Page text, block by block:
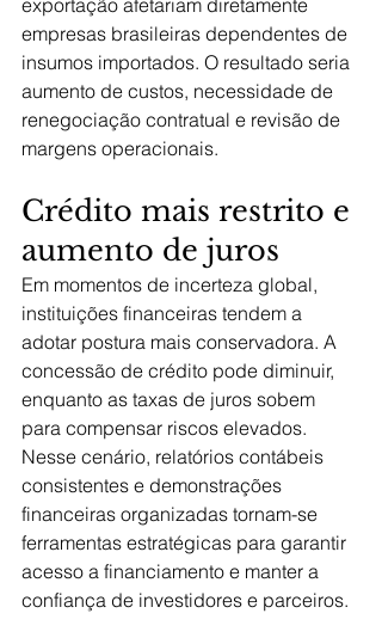
exportação afetariam diretamente
empresas brasileiras dependentes de
insumos importados. O resultado seria
aumento de custos, necessidade de
renegociação contratual e revisão de
margens operacionais.
Crédito mais restrito e
aumento de juros
Em momentos de incerteza global,
instituições financeiras tendem a
adotar postura mais conservadora. A
concessão de crédito pode diminuir,
enquanto as taxas de juros sobem
para compensar riscos elevados.
Nesse cenário, relatórios contábeis
consistentes e demonstrações
financeiras organizadas tornam-se
ferramentas estratégicas para garantir
acesso a financiamento e manter a
confiança de investidores e parceiros.